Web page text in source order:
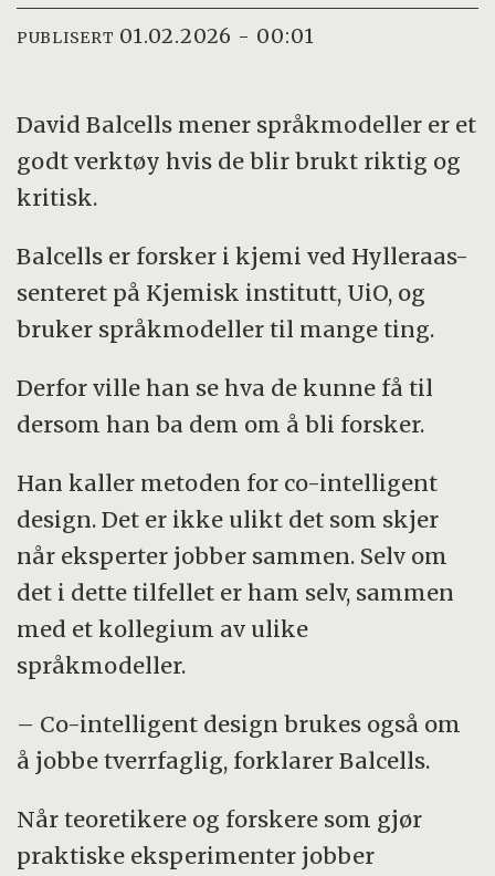
PUBLISERT 01.02.2026 - 00:01
David Balcells mener språkmodeller er et
godt verktøy hvis de blir brukt riktig og
kritisk.
Balcells er forsker i kjemi ved Hylleraas-
senteret på Kjemisk institutt, UiO, og
bruker språkmodeller til mange ting.
Derfor ville han se hva de kunne få til
dersom han ba dem om å bli forsker.
Han kaller metoden for co-intelligent
design. Det er ikke ulikt det som skjer
når eksperter jobber sammen. Selv om
det i dette tilfellet er ham selv, sammen
med et kollegium av ulike
språkmodeller.
– Co-intelligent design brukes også om
å jobbe tverrfaglig, forklarer Balcells.
Når teoretikere og forskere som gjør
praktiske eksperimenter jobber